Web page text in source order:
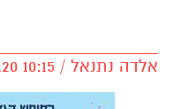
אלדה נתנאל / 10:15 20.02.20